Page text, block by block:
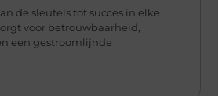
de sleutels tot succes in elke
voor betrouwbaarheid,
een gestroomlijnde